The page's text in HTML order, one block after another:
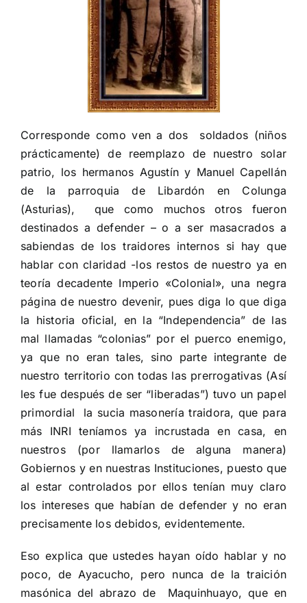
Corresponde como ven a dos
soldados (niños
prácticamente) de reemplazo de nuestro solar
patrio, los hermanos Agustín y Manuel Capellán
de la parroquia de Libardón en Colunga
(Asturias),
que como muchos otros fueron
destinados a defender – o a ser masacrados a
sabiendas de los traidores internos si hay que
hablar con claridad -los restos de nuestro ya en
teoría decadente Imperio «Colonial», una negra
página de nuestro devenir, pues diga lo que diga
la historia oficial, en la “Independencia” de las
mal llamadas “colonias” por el puerco enemigo,
ya que no eran tales, sino parte integrante de
nuestro territorio con todas las prerrogativas (Así
les fue después de ser “liberadas”) tuvo un papel
primordial
la sucia masonería traidora, que para
más INRI teníamos ya incrustada en casa, en
nuestros (por llamarlos de alguna manera)
Gobiernos y en nuestras Instituciones, puesto que
al estar controlados por ellos tenían muy claro
los intereses que habían de defender y no eran
precisamente los debidos, evidentemente.
Eso explica que ustedes hayan oído hablar y no
poco, de Ayacucho, pero nunca de la traición
masónica del abrazo de Maquinhuayo, que en